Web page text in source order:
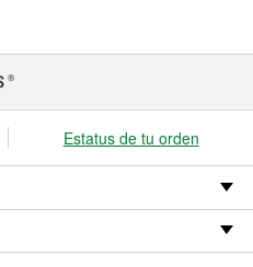
®
Estatus de tu orden